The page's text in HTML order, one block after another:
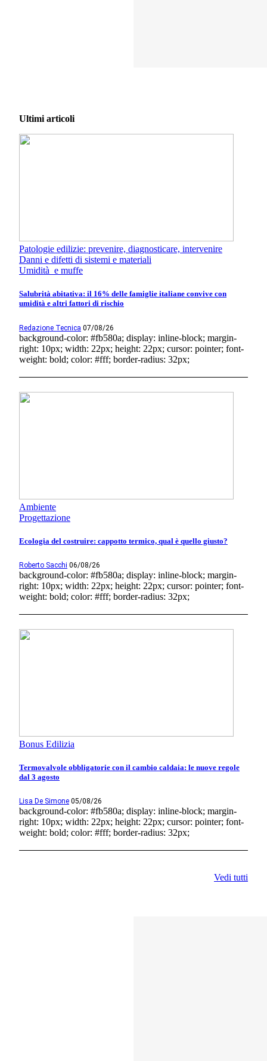
Ultimi articoli
Patologie edilizie: prevenire, diagnosticare, intervenire
Danni e difetti di sistemi e materiali
Umidità e muffe
Salubrità abitativa: il 16% delle famiglie italiane convive con
umidità e altri fattori di rischio
Redazione Tecnica 07/08/26
background-color: #fb580a; display: inline-block; margin-
right: 10px; width: 22px; height: 22px; cursor: pointer; font-
weight: bold; color: #fff; border-radius: 32px;
Ambiente
Progettazione
Ecologia del costruire: cappotto termico, qual è quello giusto?
Roberto Sacchi 06/08/26
background-color: #fb580a; display: inline-block; margin-
right: 10px; width: 22px; height: 22px; cursor: pointer; font-
weight: bold; color: #fff; border-radius: 32px;
Bonus Edilizia
Termovalvole obbligatorie con il cambio caldaia: le nuove regole
dal 3 agosto
Lisa De Simone 05/08/26
background-color: #fb580a; display: inline-block; margin-
right: 10px; width: 22px; height: 22px; cursor: pointer; font-
weight: bold; color: #fff; border-radius: 32px;
Vedi tutti